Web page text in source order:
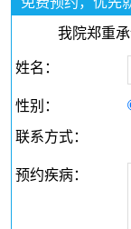
我院郑重
姓名：
性别：
联系方式：
预约疾病：